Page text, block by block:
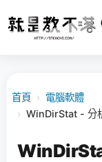
首頁 › 電腦軟體
› WinDirStat - 分